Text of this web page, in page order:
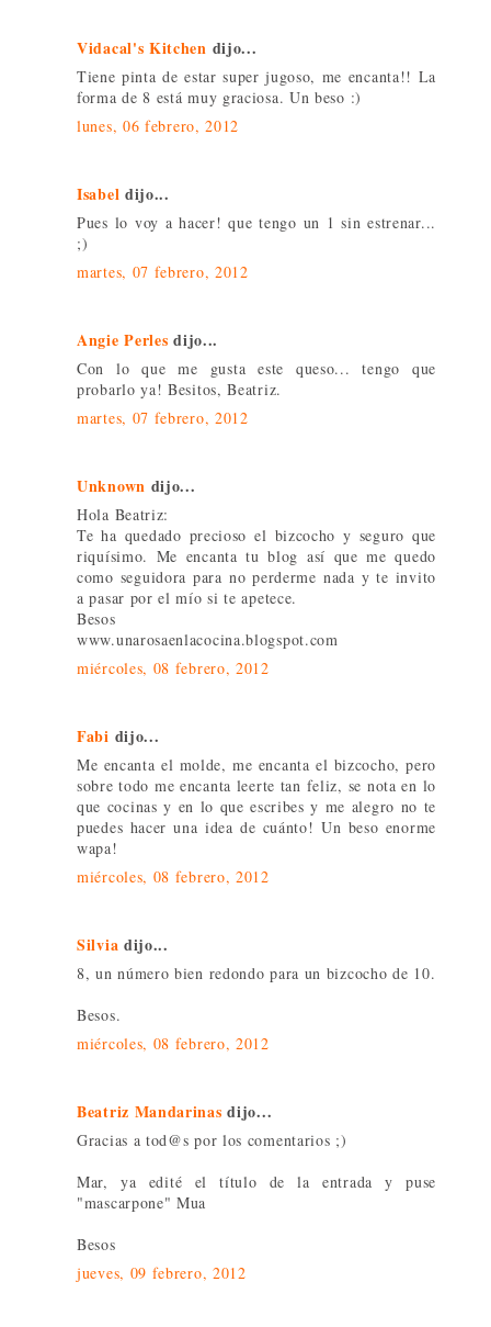
Vidacal's Kitchen dijo...
Tiene pinta de estar super jugoso, me encanta!! La
forma de 8 está muy graciosa. Un beso :)
lunes, 06 febrero, 2012
Isabel dijo...
Pues lo voy a hacer! que tengo un 1 sin estrenar...
;)
martes, 07 febrero, 2012
Angie Perles dijo...
Con lo que me gusta este queso... tengo que
probarlo ya! Besitos, Beatriz.
martes, 07 febrero, 2012
Unknown dijo...
Hola Beatriz:
Te ha quedado precioso el bizcocho y seguro que
riquísimo. Me encanta tu blog así que me quedo
como seguidora para no perderme nada y te invito
a pasar por el mío si te apetece.
Besos
www.unarosaenlacocina.blogspot.com
miércoles, 08 febrero, 2012
Fabi dijo...
Me encanta el molde, me encanta el bizcocho, pero
sobre todo me encanta leerte tan feliz, se nota en lo
que cocinas y en lo que escribes y me alegro no te
puedes hacer una idea de cuánto! Un beso enorme
wapa!
miércoles, 08 febrero, 2012
Silvia dijo...
8, un número bien redondo para un bizcocho de 10.
Besos.
miércoles, 08 febrero, 2012
Beatriz Mandarinas dijo...
Gracias a tod@s por los comentarios ;)
Mar, ya edité el título de la entrada y puse
"mascarpone" Mua
Besos
jueves, 09 febrero, 2012